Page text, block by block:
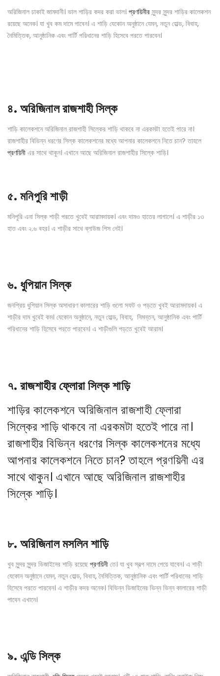
অরিজিনাল ঢাকাই জামদানী। ভাল শাড়ির কদর করা ভাল। প্রণয়িনীর সুন্দর সুন্দর শাড়ির কালেকশন
রয়েছে অনেক। যা খুব কম দামে পাবেন। এ শাড়ি যেকোন অনুষ্ঠানে যেমন, নতুন হোল্ড, বিবাহ,
নৈমিত্তিক, আনুষ্ঠানিক এবং পার্টি পরিধানের শাড়ি হিসেবে পরতে পারবেন।
৪. অরিজিনাল রাজশাহী সিল্ক
শাড়ি কালেকশনে অরিজিনাল রাজশাহী সিল্কের শাড়ি থাকবে না এরকমটা হতেই পারে না।
রাজশাহীর বিভিন্ন ধরণের সিল্ক কালেকশনের মধ্যে আপনার কালেকশনে নিতে চান? তাহলে
প্রণয়িনী এর সাথে থাকুন। এখানে আছে অরিজিনাল রাজশাহীর সিল্কে শাড়ি।
৫. মনিপুরি শাড়ী
মনিপুরি এনা সিল্ক শাড়ী পরতে খুবেই আরামদায়ক। এবং দামও হাতের লাগালে। এ শাড়ীর ১৩
হাত এবং ২.৬ বহর। এ শাড়ীর সাথে ব্লাউজ পিস নেই।
৬. ধুপিয়ান সিল্ক
জনপ্রিয় ধুপিয়ান সিল্ক অসাধারণ কালারের শাড়ি গুলো সফট ও পড়তে খুবই আরামদায়ক। এ
শাড়ীর দাম খুবেই কম। যেকোন অনুষ্ঠানে, নতুন হোল্ড, বিবাহ, নিমন্তন, আনুষ্ঠানিক এবং পার্টি
পরিধানের শাড়ি হিসেবে পরতে পারবেন। এ শাড়ীগুলি পড়তে খুবেই আরাম।
৭. রাজশাহীর ফ্লোরা সিল্ক শাড়ি
শাড়ির কালেকশনে অরিজিনাল রাজশাহী ফ্লোরা
সিল্কের শাড়ি থাকবে না এরকমটা হতেই পারে না।
রাজশাহীর বিভিন্ন ধরণের সিল্ক কালেকশনের মধ্যে
আপনার কালেকশনে নিতে চান? তাহলেপ্রণয়িনীএর
সাথে থাকুন। এখানে আছে অরিজিনাল রাজশাহীর
সিল্কে শাড়ি।
৮. অরিজিনাল মসলিন শাড়ি
খুব সুন্দর সুন্দর ডিজাইনের শাড়ি রয়েছে প্রণয়িনী তে। যা খুব স্বল্প দামে পেয়ে যাবেন। এ শাড়ী
যেকোন অনুষ্ঠানে যেমন, নতুন হোল্ড, বিবাহ, নৈমিত্তিক, আনুষ্ঠানিক এবং পার্টি পরিধানের শাড়ি
হিসেবে পরতে পারবেন। এ শাড়ীর কদর অনেক। বিভিন্ন ডিজাইনের ভিন্ন ভিন্ন কালারের শাড়ী
পাবেন এখানে।
৯. এন্ডি সিল্ক